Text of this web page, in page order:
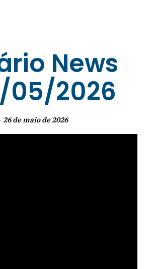
News
05/2026
26 de maio de 2026